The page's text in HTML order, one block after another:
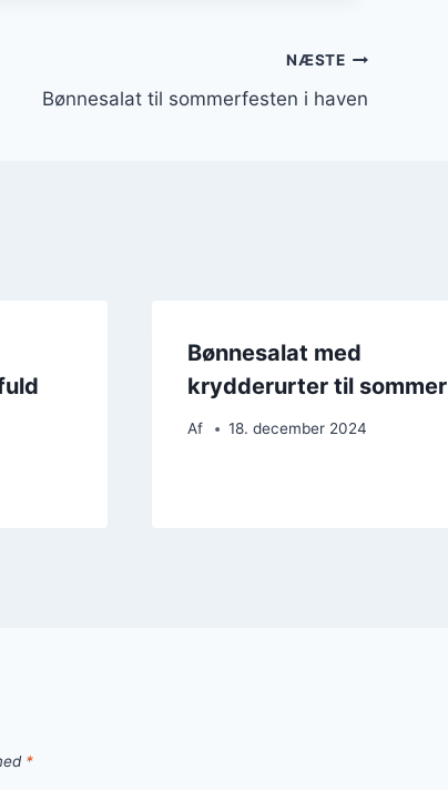
NÆSTE
Bønnesalat til sommerfesten i haven
Bønnesalat med
krydderurter til sommer
Af 18. december 2024
*